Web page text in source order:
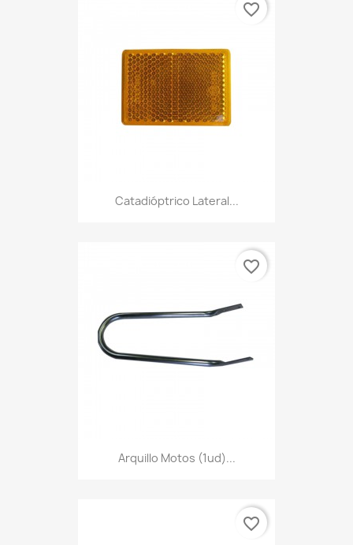
Catadióptrico Lateral...
favorite_border
Arquillo Motos (1ud)...
favorite_border
favorite_border